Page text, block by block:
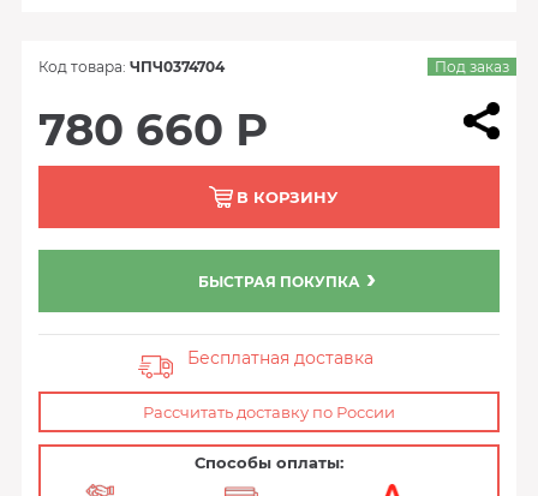
Код товара: ЧПЧ0374704 Под заказ
780 660 Р
В КОРЗИНУ
БЫСТРАЯ ПОКУПКА
Бесплатная доставка
Рассчитать доставку по России
Способы оплаты: